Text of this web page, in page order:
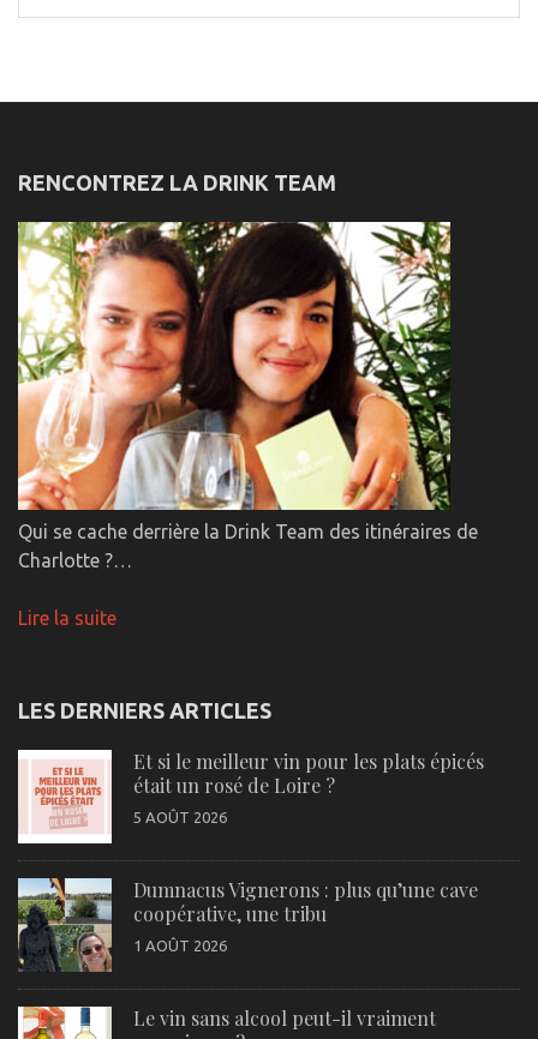
for:
RENCONTREZ LA DRINK TEAM
Qui se cache derrière la Drink Team des itinéraires de
Charlotte ?…
Lire la suite
LES DERNIERS ARTICLES
Et si le meilleur vin pour les plats épicés
était un rosé de Loire ?
5 AOÛT 2026
Dumnacus Vignerons : plus qu’une cave
coopérative, une tribu
1 AOÛT 2026
Le vin sans alcool peut-il vraiment